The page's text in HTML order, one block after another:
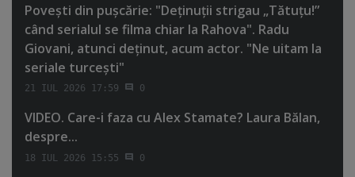
Poveşti din puşcărie: "Deţinuţii strigau „Tătuţu!”
când serialul se filma chiar la Rahova". Radu
Giovani, atunci deţinut, acum actor. "Ne uitam la
seriale turceşti"
21 IUL 2026 17:59 0
VIDEO. Care-i faza cu Alex Stamate? Laura Bălan,
despre...
18 IUL 2026 15:55 0